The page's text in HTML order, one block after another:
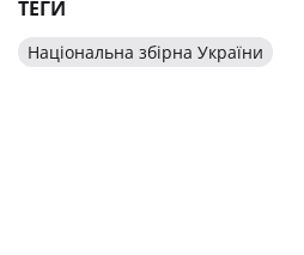
ТЕГИ
Національна збірна України